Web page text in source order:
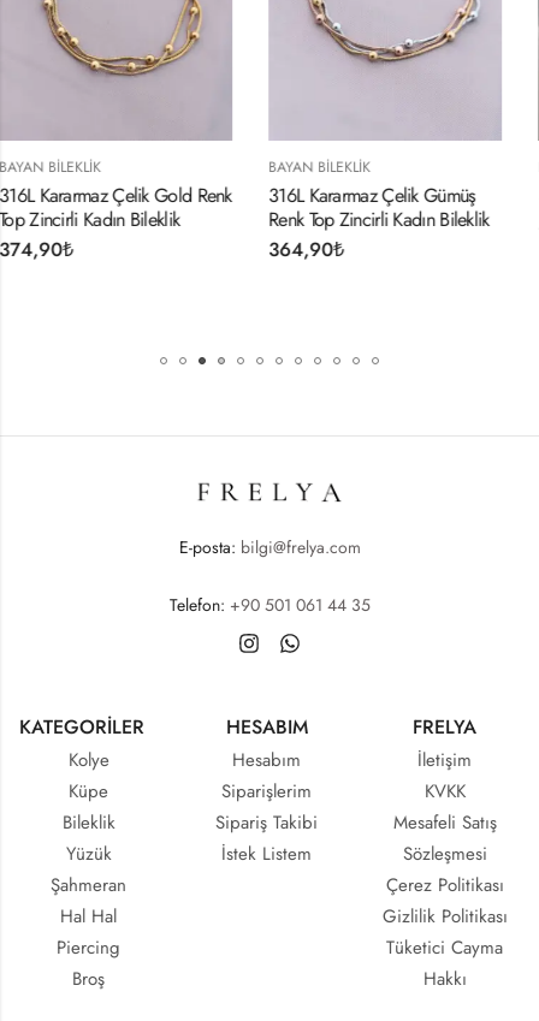
Renk
316L Kararmaz Çelik Gümüş
Renk Top Zincirli Kadın Bileklik
316L Çelik Gold
354,90₺
E-posta: bilgi@frelya.com
Telefon: +90 501 061 44 35
KATEGORİLER
Kolye
Küpe
Bileklik
Yüzük
Şahmeran
Hal Hal
Piercing
Broş
HESABIM
Hesabım
Siparişlerim
Sipariş Takibi
İstek Listem
FRELYA
İletişim
KVKK
Mesafeli Satış
Sözleşmesi
Çerez Politikası
Gizlilik Politikası
Tüketici Cayma
Hakkı